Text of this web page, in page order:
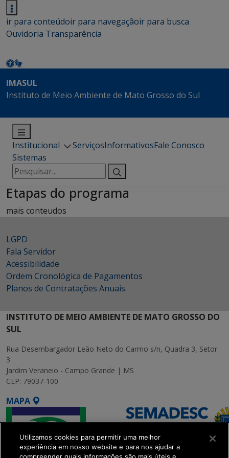
ir para conteúdoir para navegaçãoir para busca
Ouvidoria Transparência
IMASUL
Instituto de Meio Ambiente de Mato Grosso do Sul
Institucional ServiçosInformativosFale Conosco
Sistemas
Pesquisar
por:
Etapas do programa
mais conteudos
LGPD
Fala Servidor
Acessibilidade
Ordem Cronológica de Pagamentos
Planos de Contratações Anuais
INSTITUTO DE MEIO AMBIENTE DE MATO GROSSO DO
SUL
Rua Desembargador Leão Neto do Carmo s/n, Quadra 3, Setor
3
Jardim Veraneio - Campo Grande | MS
CEP: 79037-100
MAPA
Utilizamos cookies para permitir uma melhor
experiência em nosso website e para nos ajudar a